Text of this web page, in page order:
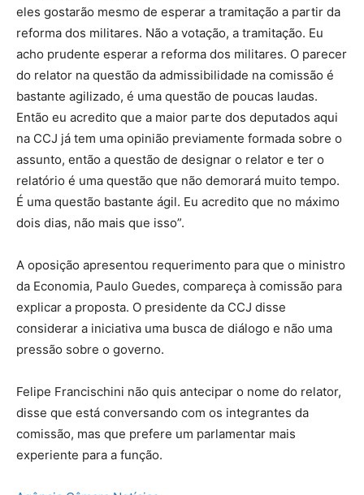
eles gostarão mesmo de esperar a tramitação a partir da
reforma dos militares. Não a votação, a tramitação. Eu
acho prudente esperar a reforma dos militares. O parecer
do relator na questão da admissibilidade na comissão é
bastante agilizado, é uma questão de poucas laudas.
Então eu acredito que a maior parte dos deputados aqui
na CCJ já tem uma opinião previamente formada sobre o
assunto, então a questão de designar o relator e ter o
relatório é uma questão que não demorará muito tempo.
É uma questão bastante ágil. Eu acredito que no máximo
dois dias, não mais que isso”.
A oposição apresentou requerimento para que o ministro
da Economia, Paulo Guedes, compareça à comissão para
explicar a proposta. O presidente da CCJ disse
considerar a iniciativa uma busca de diálogo e não uma
pressão sobre o governo.
Felipe Francischini não quis antecipar o nome do relator,
disse que está conversando com os integrantes da
comissão, mas que prefere um parlamentar mais
experiente para a função.